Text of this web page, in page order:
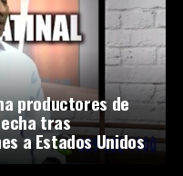
productores de
tras
a Estados Unidos